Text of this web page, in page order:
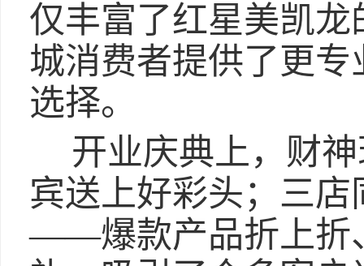
仅丰富了红星美凯
城消费者提供了更
选择。
开业庆典上，财
宾送上好彩头；三
——爆款产品折上折